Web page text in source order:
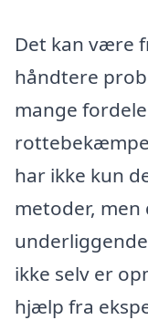
Det kan være
håndtere
mange
har ikke kun
metoder, men
ikke selv er
hjælp fra